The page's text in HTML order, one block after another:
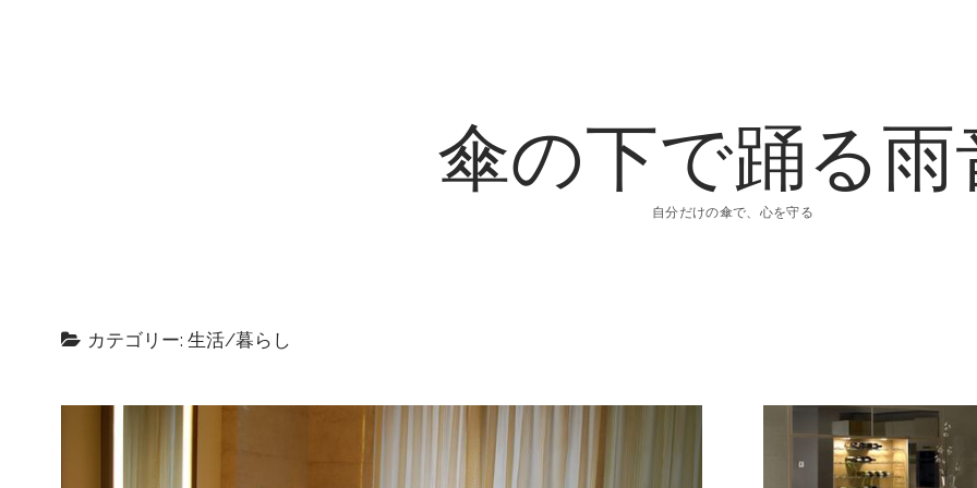
傘の下で踊る雨
自分だけの傘で、心を守る
カテゴリー: 生活/暮らし